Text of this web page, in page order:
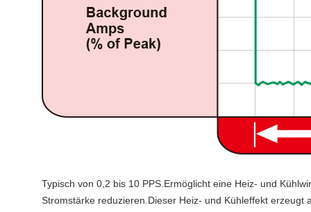
Typisch von 0,2 bis 10 PPS.Ermöglicht eine Heiz- und
Stromstärke reduzieren.Dieser Heiz- und Kühleffekt